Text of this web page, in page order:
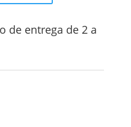
de entrega de 2 a